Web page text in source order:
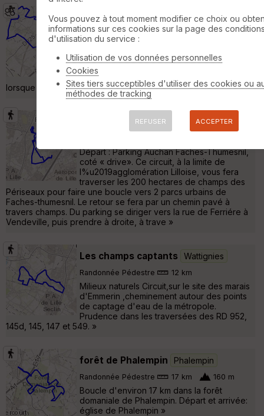
Rando au depart de Gondecourt
Phalempin
VTT 29 km
Cette rando passe par beaucoup de chemin
pavé et aussi par la foret de phalempin. Pas
trop difficile sauf lorsque qu'il y a du vent ou
lorsque le terrain est bien gras »
les périseaux Faches-Thumesnil
Départ : Parking Auchan Faches-Thumesnil,
coté « drive». Ce circuit, à la limite de
l%u2019agglomération Lilloise, vous fera
traverser les 200 hectares de champs des
Périseaux pour faire une boucle vers 2 parcs urbains de
Faches-thumesnil. Le retour se fera par un chemin pavé à
travers champs. Du parking se diriger vers la rue de Ferriére à
Vendeville, puis prendre à droite, à trave »
Les champs captants Wattignies
Randonnée Pédestre 12 km
Milieux naturels Circuit,sur le site des marais
d'Emmerin ,cheminement autour des points
de captage d'eau de la métropole.
Prudence dans les traversées des RD 952,
145d, 145, 147 et 549. »
forêt de Phalempin Phalempin
Randonnée Pédestre 17 km 160 m
Boucle d'environ 17 km dans la forêt
domaniale de Phalempin. Départ et arrivée:
église de Phalempin »
Vous pouvez à tout moment modifier ce choix ou
informations sur ces cookies sur la page des
d'utilisation du service :
Utilisation de vos données personnelles
Cookies
Sites tiers succeptibles d'utiliser des cookies ou
méthodes de tracking
REFUSER ACCEPTER